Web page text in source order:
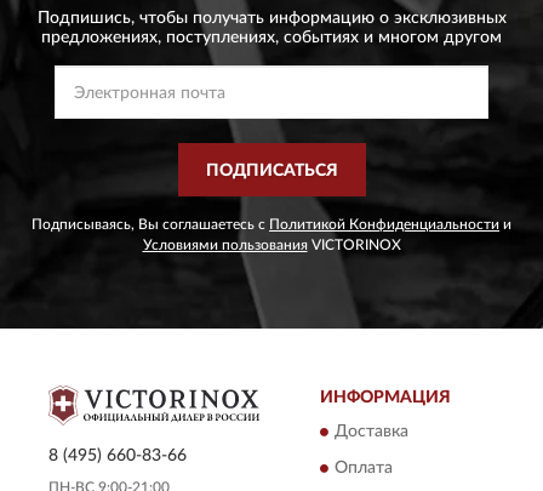
Подпишись, чтобы получать информацию о эксклюзивных
предложениях, поступлениях, событиях и многом другом
ПОДПИСАТЬСЯ
Подписываясь, Вы соглашаетесь с Политикой Конфиденциальности и
Условиями пользованияVICTORINOX
8 (495) 660-83-66
ПН-ВС 9:00-21:00
ИНФОРМАЦИЯ
Доставка
Оплата